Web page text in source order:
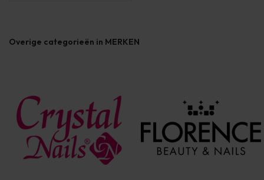
Overige categorieën in MERKEN